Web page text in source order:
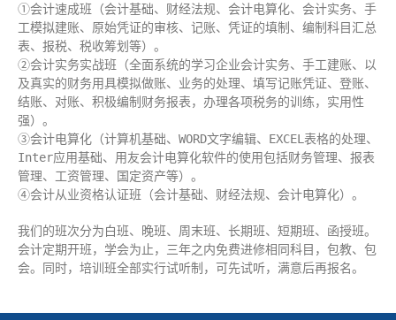
①会计速成班（会计基础、财经法规、会计电算化、会计实务、手
工模拟建账、原始凭证的审核、记账、凭证的填制、编制科目汇总
表、报税、税收筹划等）。
②会计实务实战班（全面系统的学习企业会计实务、手工建账、以
及真实的财务用具模拟做账、业务的处理、填写记账凭证、登账、
结账、对账、积极编制财务报表，办理各项税务的训练，实用性
强）。
③会计电算化（计算机基础、WORD文字编辑、EXCEL表格的处理、
Inter应用基础、用友会计电算化软件的使用包括财务管理、报表
管理、工资管理、国定资产等）。
④会计从业资格认证班（会计基础、财经法规、会计电算化）。
我们的班次分为白班、晚班、周末班、长期班、短期班、函授班。
会计定期开班，学会为止，三年之内免费进修相同科目，包教、包
会。同时，培训班全部实行试听制，可先试听，满意后再报名。